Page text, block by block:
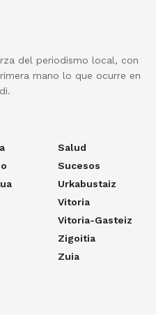
del periodismo local, con
mano lo que ocurre en
Salud
Sucesos
Urkabustaiz
Vitoria
Vitoria-Gasteiz
Zigoitia
Zuia